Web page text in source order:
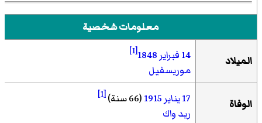
معلومات شخصية
الميلاد 14 فبراير 1848
[1]
موريسفيل
الوفاة 17 يناير 1915(66 سنة) [1]
ريد واك